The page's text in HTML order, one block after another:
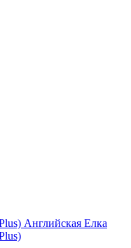
Английская Елка